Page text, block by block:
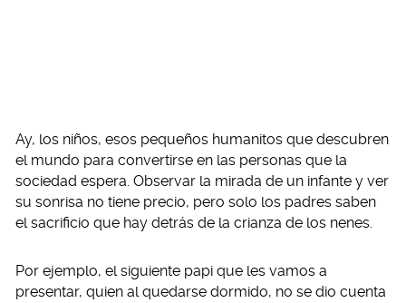
Ay, los niños, esos pequeños humanitos que descubren
el mundo para convertirse en las personas que la
sociedad espera. Observar la mirada de un infante y ver
su sonrisa no tiene precio, pero solo los padres saben
el sacrificio que hay detrás de la crianza de los nenes.
Por ejemplo, el siguiente papi que les vamos a
presentar, quien al quedarse dormido, no se dio cuenta